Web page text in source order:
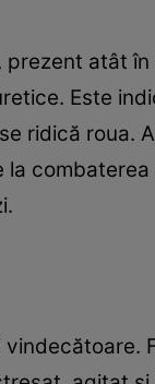
atât
Este
ridică roua.